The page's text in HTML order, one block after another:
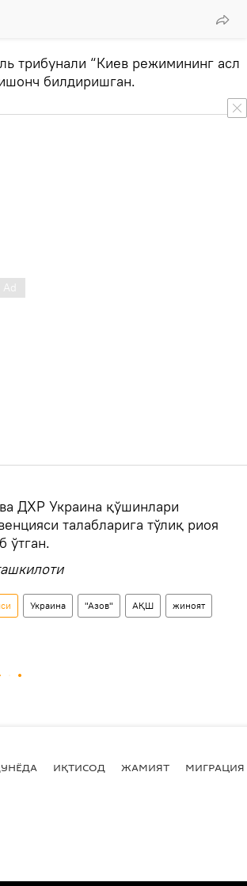
трибунали “Киев режимининг асл
билдиришган.
ДХР Украина қўшинлари
талабларига тўлиқ риоя
ўтган.
Украина "Азов" АҚШ жиноят
ИҚТИСОД ЖАМИЯТ МИГРАЦИЯ